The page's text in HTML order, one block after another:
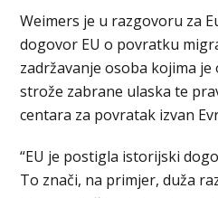
Weimers je u razgovoru za
dogovor EU o povratku
zadržavanje osoba kojima
strože zabrane ulaska te
centara za povratak izvan
“EU je postigla istorijski
To znači, na primjer, duža